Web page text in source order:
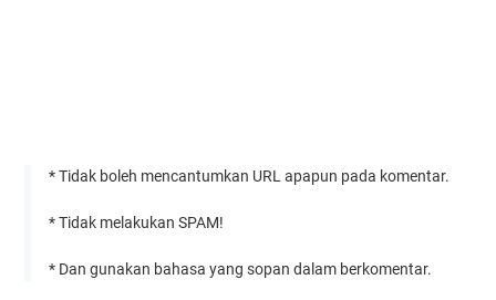
* Tidak boleh mencantumkan URL apapun pada komentar.
* Tidak melakukan SPAM!
* Dan gunakan bahasa yang sopan dalam berkomentar.